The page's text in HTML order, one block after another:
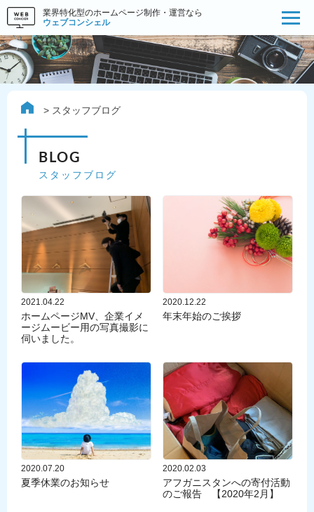
業界特化型のホームページ制作・運営なら
ウェブコンシェル
スタッフブログ
BLOG
スタッフブログ
2021.04.22
ホームページMV、企業イメ
ージムービー用の写真撮影に
伺いました。
2020.12.22
年末年始のご挨拶
2020.07.20
夏季休業のお知らせ
2020.02.03
アフガニスタンへの寄付活動
のご報告 【2020年2月】